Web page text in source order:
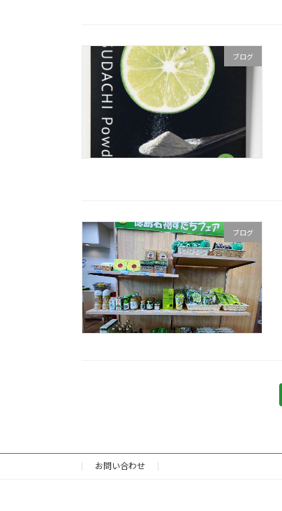
ブログ
ブログ
の
ペ
お問い合わせ